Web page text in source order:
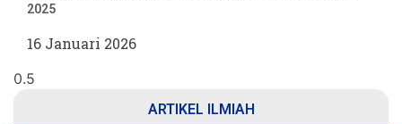
2025
16 Januari 2026
ARTIKEL ILMIAH